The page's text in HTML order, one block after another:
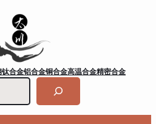
钛合金铝合金铜合金高温合金精密合金